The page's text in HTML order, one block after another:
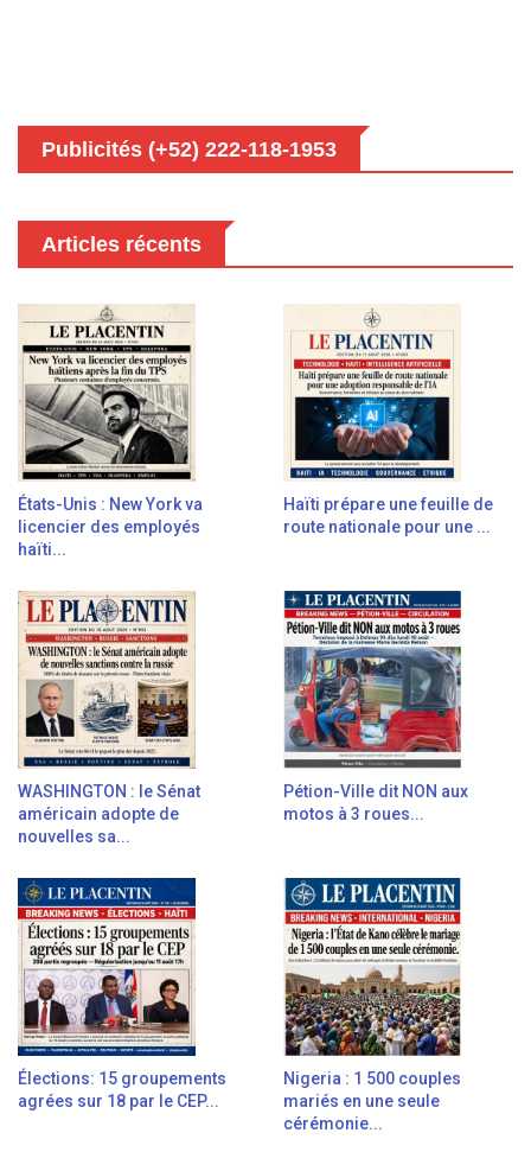
Publicités (+52) 222-118-1953
Articles récents
États-Unis : New York va
licencier des employés
haïti...
Haïti prépare une feuille de
route nationale pour une ...
WASHINGTON : le Sénat
américain adopte de
nouvelles sa...
Pétion-Ville dit NON aux
motos à 3 roues...
Élections: 15 groupements
agrées sur 18 par le CEP...
Nigeria : 1 500 couples
mariés en une seule
cérémonie...